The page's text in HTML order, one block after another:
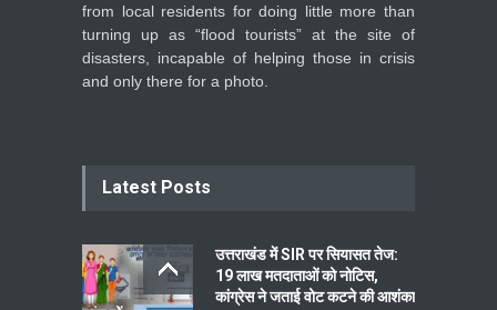
from local residents for doing little more than
turning up as “flood tourists” at the site of
disasters, incapable of helping those in crisis
and only there for a photo.
Latest Posts
उत्तराखंड में SIR पर सियासत तेज:
19 लाख मतदाताओं को नोटिस,
कांग्रेस ने जताई वोट कटने की आशंका